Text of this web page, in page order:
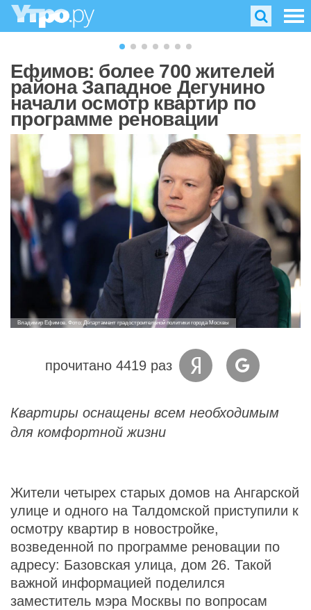
Ефимов: более 700 жителей
района Западное Дегунино
начали осмотр квартир по
программе реновации
Владимир Ефимов. Фото: Департамент градостроительной политики города Москвы
прочитано 4419 раз
Квартиры оснащены всем необходимым
для комфортной жизни
Жители четырех старых домов на Ангарской
улице и одного на Талдомской приступили к
осмотру квартир в новостройке,
возведенной по программе реновации по
адресу: Базовская улица, дом 26. Такой
важной информацией поделился
заместитель мэра Москвы по вопросам